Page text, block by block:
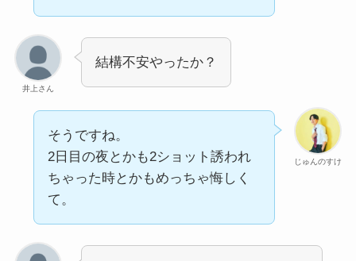
井上さん
結構不安やったか？
じゅんのすけ
そうですね。
2日目の夜とかも2ショット誘われ
ちゃった時とかもめっちゃ悔しく
て。